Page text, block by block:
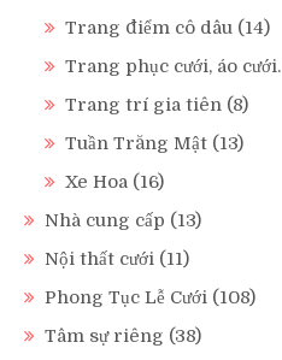
Trang điểm cô dâu (14)
Trang phục cưới, áo cưới.
Trang trí gia tiên (8)
Tuần Trăng Mật (13)
Xe Hoa (16)
Nhà cung cấp (13)
Nội thất cưới (11)
Phong Tục Lễ Cưới (108)
Tâm sự riêng (38)